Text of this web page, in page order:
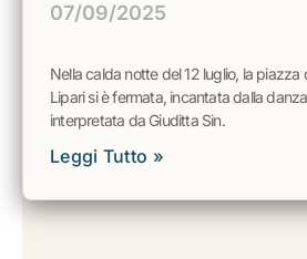
07/09/2025
Nella calda notte del 12 luglio, la piazza
Lipari si è fermata, incantata dalla
interpretata da Giuditta Sin.
Leggi Tutto »